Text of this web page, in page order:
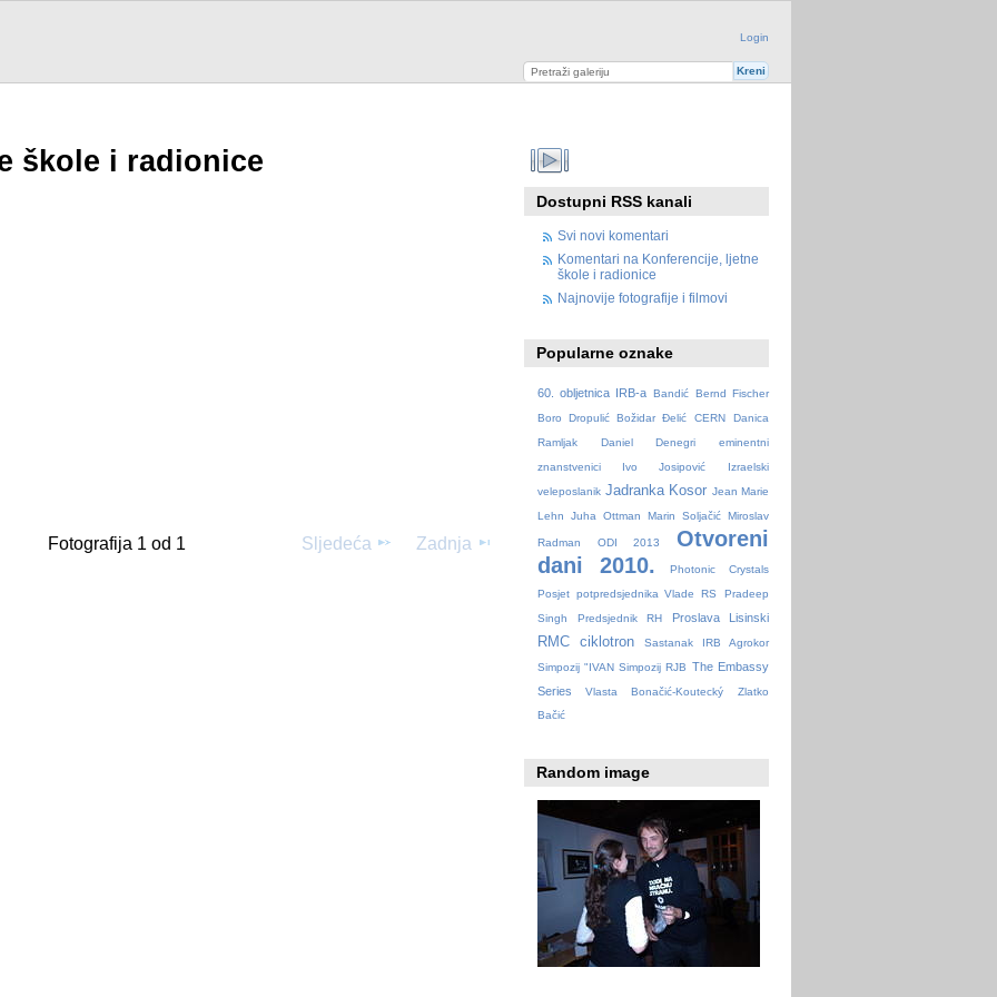
Login
škole i radionice
Fotografija 1 od 1 Sljedeća Zadnja
Dostupni RSS kanali
Svi novi komentari
Komentari na Konferencije, ljetne
škole i radionice
Najnovije fotografije i filmovi
Popularne oznake
60. obljetnica IRB-a Bandić Bernd Fischer
Boro Dropulić
Božidar Đelić CERN
Danica
Ramljak
Daniel Denegri
eminentni
znanstvenici
Ivo Josipović
Izraelski
veleposlanik Jadranka Kosor Jean Marie
Lehn
Juha Ottman Marin Soljačić Miroslav
Radman ODI 2013
Otvoreni
dani 2010.
Photonic Crystals
Posjet potpredsjednika Vlade RS
Pradeep
Singh
Predsjednik RH Proslava Lisinski
RMC ciklotron
Sastanak IRB Agrokor
Simpozij "IVAN Simpozij RJB The Embassy
Series
Vlasta Bonačić-Koutecký
Zlatko
Bačić
Random image